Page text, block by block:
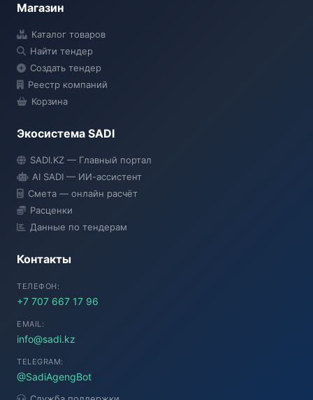
Магазин
Каталог товаров
Найти тендер
Создать тендер
Реестр компаний
Корзина
Экосистема SADI
SADI.KZ — Главный портал
AI SADI — ИИ-ассистент
Смета — онлайн расчёт
Расценки
Данные по тендерам
Контакты
ТЕЛЕФОН:
+7 707 667 17 96
EMAIL:
info@sadi.kz
TELEGRAM:
@SadiAgengBot
● Подключение...